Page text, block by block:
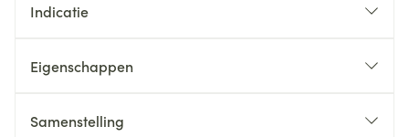
Indicatie
Eigenschappen
Samenstelling